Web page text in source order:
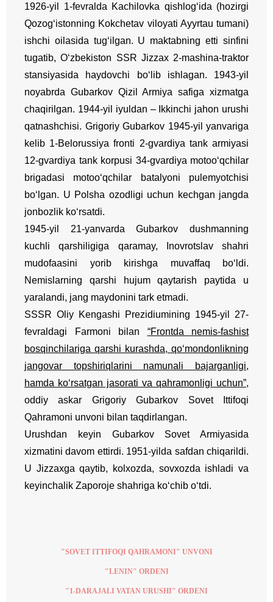
1926-yil 1-fevralda Kachilovka qishlog‘ida (hozirgi
Qozog‘istonning Kokchetav viloyati Ayyrtau tumani)
ishchi oilasida tug‘ilgan. U maktabning etti sinfini
tugatib, O‘zbekiston SSR Jizzax 2-mashina-traktor
stansiyasida haydovchi bo‘lib ishlagan. 1943-yil
noyabrda Gubarkov Qizil Armiya safiga xizmatga
chaqirilgan. 1944-yil iyuldan – Ikkinchi jahon urushi
qatnashchisi. Grigoriy Gubarkov 1945-yil yanvariga
kelib 1-Belorussiya fronti 2-gvardiya tank armiyasi
12-gvardiya tank korpusi 34-gvardiya motoo‘qchilar
brigadasi motoo‘qchilar batalyoni pulemyotchisi
bo‘lgan. U Polsha ozodligi uchun kechgan jangda
jonbozlik ko‘rsatdi.
1945-yil 21-yanvarda Gubarkov dushmanning
kuchli qarshiligiga qaramay, Inovrotslav shahri
mudofaasini yorib kirishga muvaffaq bo‘ldi.
Nemislarning qarshi hujum qaytarish paytida u
yaralandi, jang maydonini tark etmadi.
SSSR Oliy Kengashi Prezidiumining 1945-yil 27-
fevraldagi Farmoni bilan “Frontda nemis-fashist
bosqinchilariga qarshi kurashda, qo‘mondonlikning
jangovar topshiriqlarini namunali bajarganligi,
hamda ko‘rsatgan jasorati va qahramonligi uchun”,
oddiy askar Grigoriy Gubarkov Sovet Ittifoqi
Qahramoni unvoni bilan taqdirlangan.
Urushdan keyin Gubarkov Sovet Armiyasida
xizmatini davom ettirdi. 1951-yilda safdan chiqarildi.
U Jizzaxga qaytib, kolxozda, sovxozda ishladi va
keyinchalik Zaporoje shahriga ko‘chib o‘tdi.
"SOVET ITTIFOQI QAHRAMONI" UNVONI
"LENIN" ORDENI
"1-DARAJALI VATAN URUSHI" ORDENI